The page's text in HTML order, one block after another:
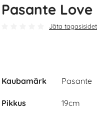
Pasante Love
Jäta tagasisidet
Kaubamärk Pasante
Pikkus 19cm